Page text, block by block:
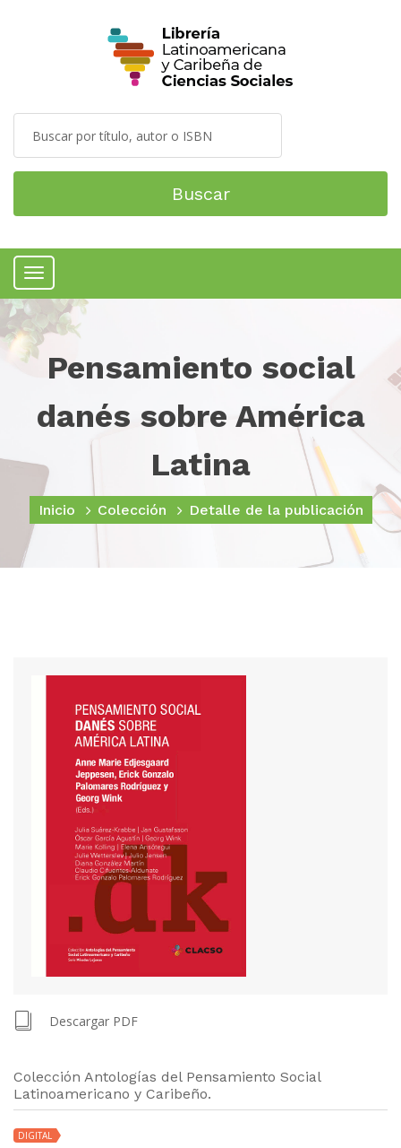
Buscar
Menú
Pensamiento social
danés sobre América
Latina
Inicio Colección Detalle de la publicación
Descargar PDF
Colección Antologías del Pensamiento Social
Latinoamericano y Caribeño.
DIGITAL